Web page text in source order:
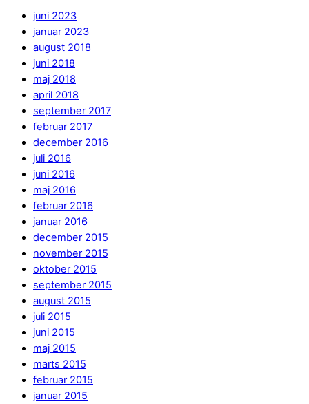
juni 2023
januar 2023
august 2018
juni 2018
maj 2018
april 2018
september 2017
februar 2017
december 2016
juli 2016
juni 2016
maj 2016
februar 2016
januar 2016
december 2015
november 2015
oktober 2015
september 2015
august 2015
juli 2015
juni 2015
maj 2015
marts 2015
februar 2015
januar 2015